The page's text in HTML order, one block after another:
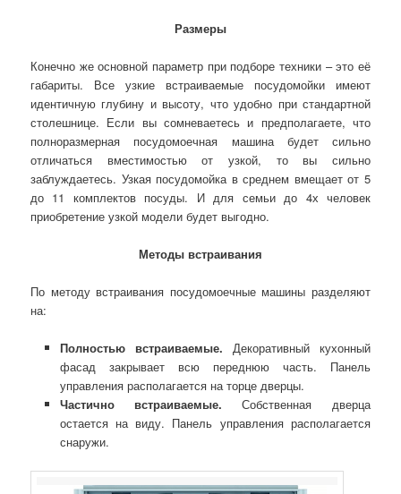
Размеры
Конечно же основной параметр при подборе техники – это её
габариты. Все узкие встраиваемые посудомойки имеют
идентичную глубину и высоту, что удобно при стандартной
столешнице. Если вы сомневаетесь и предполагаете, что
полноразмерная посудомоечная машина будет сильно
отличаться вместимостью от узкой, то вы сильно
заблуждаетесь. Узкая посудомойка в среднем вмещает от 5
до 11 комплектов посуды. И для семьи до 4х человек
приобретение узкой модели будет выгодно.
Методы встраивания
По методу встраивания посудомоечные машины разделяют
на:
Полностью встраиваемые. Декоративный кухонный
фасад закрывает всю переднюю часть. Панель
управления располагается на торце дверцы.
Частично встраиваемые.Собственная дверца
остается на виду. Панель управления располагается
снаружи.